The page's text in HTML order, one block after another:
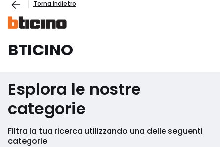
Torna indietro
BTICINO
Esplora le nostre
categorie
Filtra la tua ricerca utilizzando una delle seguenti
categorie